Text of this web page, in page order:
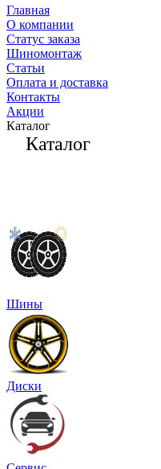
Главная
О компании
Статус заказа
Шиномонтаж
Статьи
Оплата и доставка
Контакты
Акции
Каталог
Каталог
Шины
Диски